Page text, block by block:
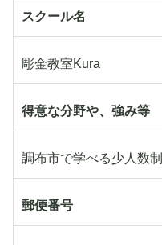
スクール名
彫金教室Kura
得意な分野や、強み等
調布市で学べる少人数
郵便番号